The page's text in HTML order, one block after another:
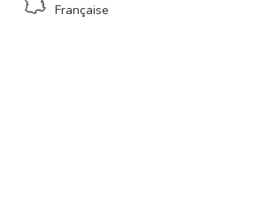
Française